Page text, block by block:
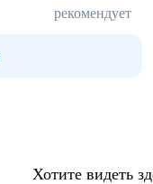
рекомендует
Хотите видеть